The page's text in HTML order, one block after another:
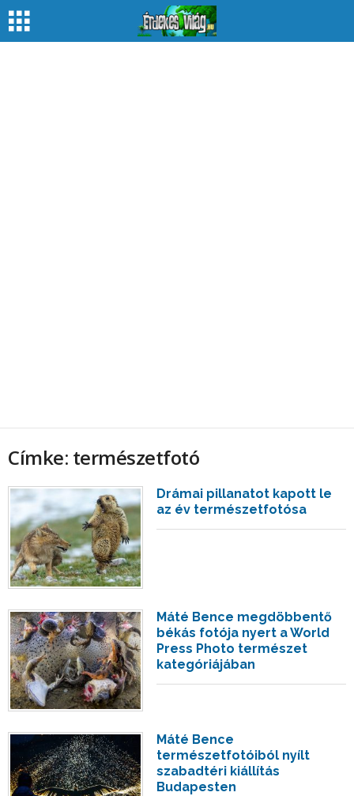
Címke: természetfotó
Drámai pillanatot kapott le
az év természetfotósa
Máté Bence megdöbbentő
békás fotója nyert a World
Press Photo természet
kategóriájában
Máté Bence
természetfotóiból nyílt
szabadtéri kiállítás
Budapesten